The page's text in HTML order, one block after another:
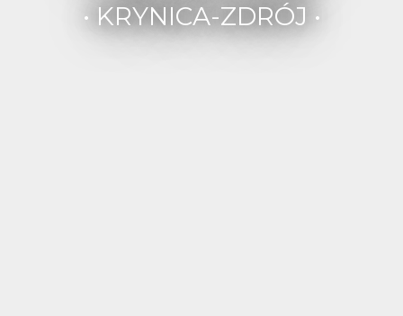
• KRYNICA-ZDRÓJ •